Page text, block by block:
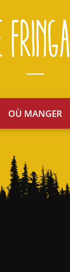
OÙ MANGER